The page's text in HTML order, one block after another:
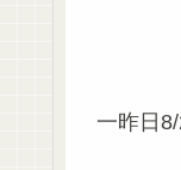
一昨日